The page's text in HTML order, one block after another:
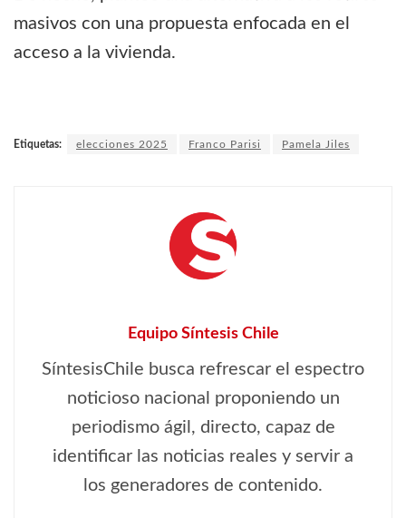
masivos con una propuesta enfocada en el
acceso a la vivienda.
Etiquetas: elecciones 2025 Franco Parisi Pamela Jiles
Equipo Síntesis Chile
SíntesisChile busca refrescar el espectro
noticioso nacional proponiendo un
periodismo ágil, directo, capaz de
identificar las noticias reales y servir a
los generadores de contenido.